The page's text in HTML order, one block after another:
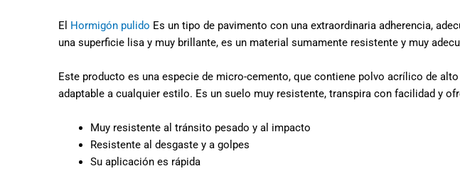
El Hormigón pulido Es un tipo de pavimento con una extraordinaria adherencia,
una superficie lisa y muy brillante, es un material sumamente resistente y muy
Este producto es una especie de micro-cemento, que contiene polvo acrílico de
adaptable a cualquier estilo. Es un suelo muy resistente, transpira con facilidad y
Muy resistente al tránsito pesado y al impacto
Resistente al desgaste y a golpes
Su aplicación es rápida